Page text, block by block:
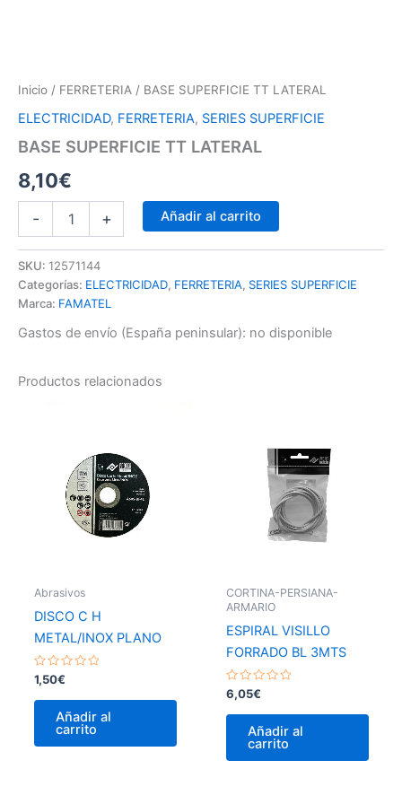
Inicio / FERRETERIA / BASE SUPERFICIE TT LATERAL
ELECTRICIDAD, FERRETERIA, SERIES SUPERFICIE
BASE SUPERFICIE TT LATERAL
8,10€
- + Añadir al carrito
SKU: 12571144
Categorías: ELECTRICIDAD, FERRETERIA, SERIES SUPERFICIE
Marca: FAMATEL
Gastos de envío (España peninsular): no disponible
Productos relacionados
Abrasivos
DISCO C H
METAL/INOX PLANO
Valorado
con
0
1,50€
Añadir al
carrito
CORTINA-PERSIANA-
ARMARIO
ESPIRAL VISILLO
FORRADO BL 3MTS
Valorado
con
0
6,05€
Añadir al
carrito